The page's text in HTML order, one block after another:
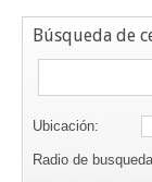
Búsqueda de
Ubicación:
Radio de